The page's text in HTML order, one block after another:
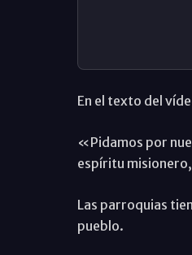
En el texto del
«Pidamos por
espíritu
Las parroquias
pueblo.